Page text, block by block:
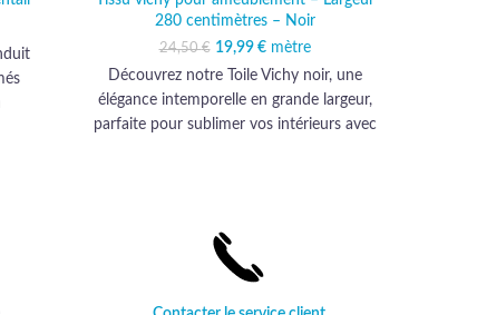
:est :
280 centimètres – Noir
24,50€
Le prix initial était :
24,50 €.
19,99 € Le prix actuel est :
19,99 €.
mètre
Découvrez notre Toile Vichy noir, une
élégance intemporelle en grande largeur,
parfaite pour sublimer vos intérieurs avec